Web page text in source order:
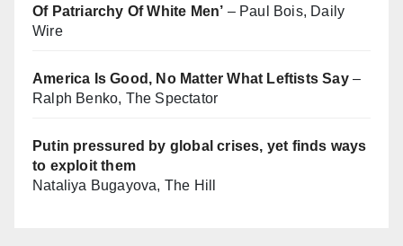
Of Patriarchy Of White Men’ – Paul Bois, Daily
Wire
America Is Good, No Matter What Leftists Say–
Ralph Benko, The Spectator
Putin pressured by global crises, yet finds ways
to exploit them
Nataliya Bugayova, The Hill